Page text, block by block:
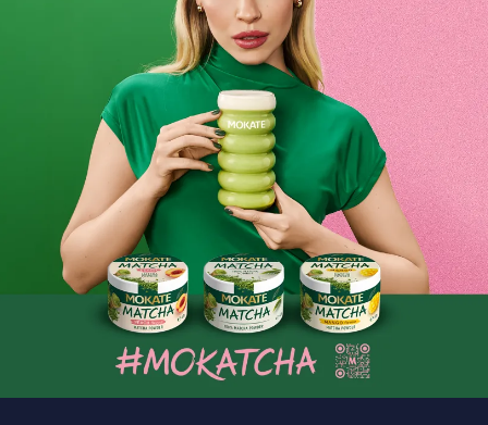
Otrzymuj informację o nowościach i
wyprzedażach
Bądź na bieżąco z nowościami i promocjami w sklepie